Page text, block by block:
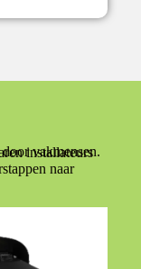
vakmensen.
installateurs
naar